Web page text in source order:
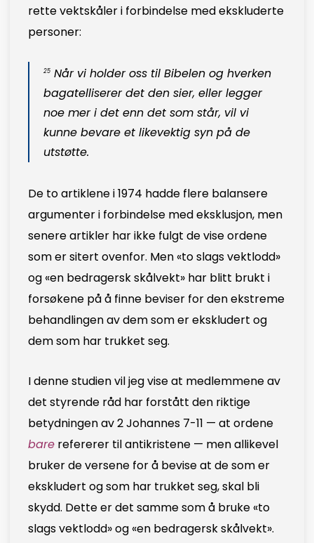
rette vektskåler i forbindelse med ekskluderte
personer:
25 Når vi holder oss til Bibelen og hverken
bagatelliserer det den sier, eller legger
noe mer i det enn det som står, vil vi
kunne bevare et likevektig syn på de
utstøtte.
De to artiklene i 1974 hadde flere balansere
argumenter i forbindelse med eksklusjon, men
senere artikler har ikke fulgt de vise ordene
som er sitert ovenfor. Men «to slags vektlodd»
og «en bedragersk skålvekt» har blitt brukt i
forsøkene på å finne beviser for den ekstreme
behandlingen av dem som er ekskludert og
dem som har trukket seg.
I denne studien vil jeg vise at medlemmene av
det styrende råd har forstått den riktige
betydningen av 2 Johannes 7-11 — at ordene
bare refererer til antikristene — men allikevel
bruker de versene for å bevise at de som er
ekskludert og som har trukket seg, skal bli
skydd. Dette er det samme som å bruke «to
slags vektlodd» og «en bedragersk skålvekt».